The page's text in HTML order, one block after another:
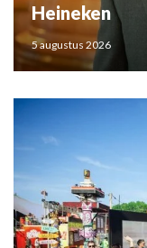
Heineken
5 augustus 2026